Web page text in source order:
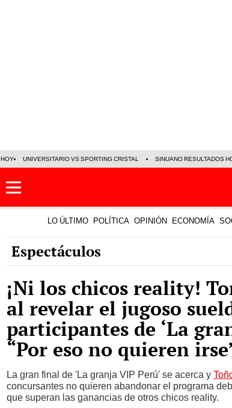
HOY UNIVERSITARIO VS SPORTING CRISTAL SINUANO RESULTADOS
LO ÚLTIMO POLÍTICA OPINIÓN ECONOMÍA
Espectáculos
¡Ni los chicos reality!
al revelar el jugoso
participantes de ‘La
“Por eso no quieren
La gran final de 'La granja VIP Perú' se acerca y
concursantes no quieren abandonar el programa
que superan las ganancias de otros chicos reality.